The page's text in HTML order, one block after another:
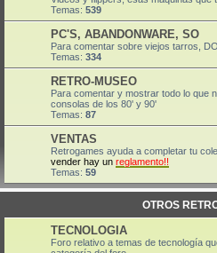
Temas: 539
PC'S, ABANDONWARE, SO
Para comentar sobre viejos tarros,
Temas: 334
RETRO-MUSEO
Para comentar y mostrar todo lo que
consolas de los 80' y 90'
Temas: 87
VENTAS
Retrogames ayuda a completar tu
vender hay un reglamento!!
Temas: 59
OTROS
TECNOLOGIA
Foro relativo a temas de tecnología